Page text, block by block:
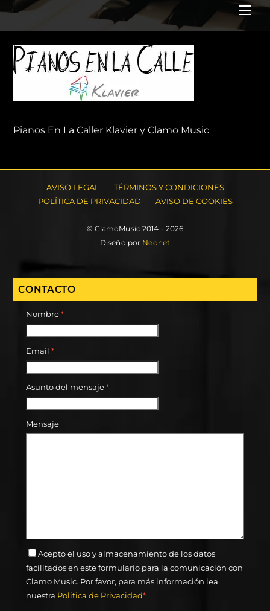
Pianos En La Caller Klavier y Clamo Music
AVISO LEGAL
TÉRMINOS Y CONDICIONES
POLÍTICA DE PRIVACIDAD
AVISO DE COOKIES
© ClamoMusic 2014 - 2026
Diseño por Neonet
CONTACTO
Nombre*
Email *
Asunto del mensaje*
Mensaje
Acepto el uso y almacenamiento de los datos
facilitados en este formulario para la comunicación con
Clamo Music. Por favor, para más información lea
nuestra Política de Privacidad*